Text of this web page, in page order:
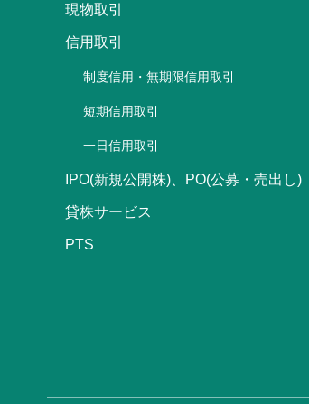
現物取引
信用取引
制度信用・無期限信用取引
短期信用取引
一日信用取引
IPO(新規公開株)、PO(公募・売出し)
貸株サービス
PTS